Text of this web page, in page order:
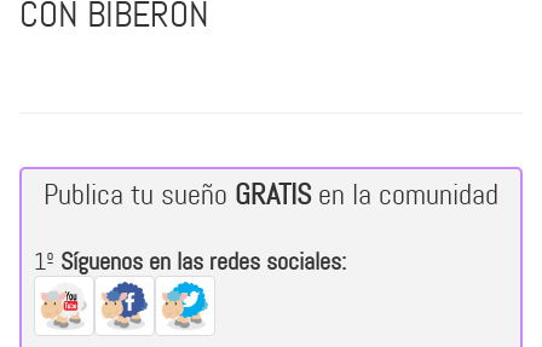
CON BIBERÓN
Publica tu sueño GRATISen la comunidad
1º Síguenos en las redes sociales: